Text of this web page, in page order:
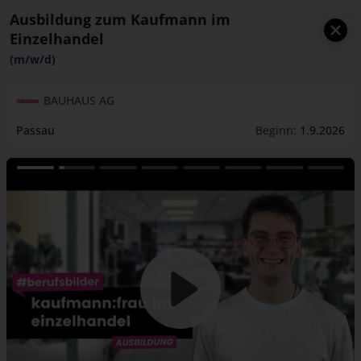
Ausbildung zum Kaufmann im
Einzelhandel
(m/w/d)
BAUHAUS AG
Passau
Beginn: 1.9.2026